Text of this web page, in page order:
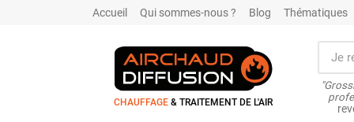
Accueil Qui sommes-nous ? Blog Thématiques
CHAUFFAGE & TRAITEMENT DE L'AIR